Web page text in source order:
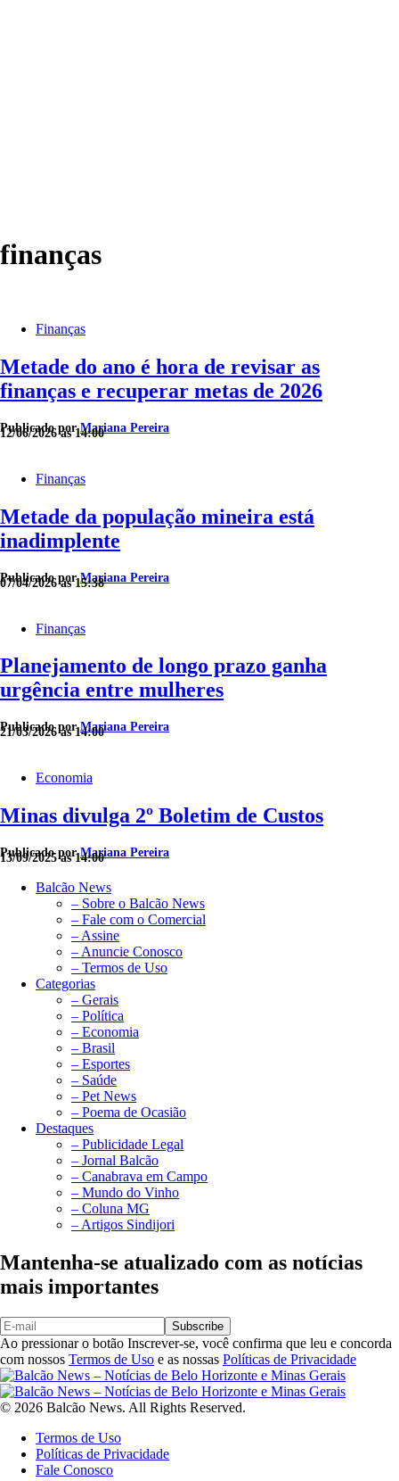
finanças
Finanças
Metade do ano é hora de revisar as
finanças e recuperar metas de 2026
Publicado porMariana Pereira
12/06/2026 às 14:00
Finanças
Metade da população mineira está
inadimplente
Publicado porMariana Pereira
07/04/2026 às 15:38
Finanças
Planejamento de longo prazo ganha
urgência entre mulheres
Publicado porMariana Pereira
21/03/2026 às 14:00
Economia
Minas divulga 2º Boletim de Custos
Publicado porMariana Pereira
13/09/2025 às 14:00
Balcão News
– Sobre o Balcão News
– Fale com o Comercial
– Assine
– Anuncie Conosco
– Termos de Uso
Categorias
– Gerais
– Política
– Economia
– Brasil
– Esportes
– Saúde
– Pet News
– Poema de Ocasião
Destaques
– Publicidade Legal
– Jornal Balcão
– Canabrava em Campo
– Mundo do Vinho
– Coluna MG
– Artigos Sindijori
Mantenha-se atualizado com as notícias
mais importantes
Subscribe
Ao pressionar o botão Inscrever-se, você confirma que leu e concorda
com nossos Termos de Uso e as nossas Políticas de Privacidade
© 2026 Balcão News. All Rights Reserved.
Termos de Uso
Políticas de Privacidade
Fale Conosco